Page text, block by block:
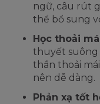
ngữ, câu rút
thể bổ sung
Học thoải
thuyết suông
thần thoải
nên dễ dàng.
Phản xạ tốt